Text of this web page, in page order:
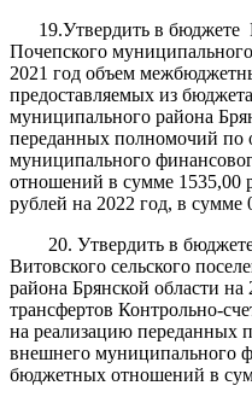
19.Утвердить в бюджете
Почепского
2021 год объем
предоставляемых из
муниципального района
переданных полномочий по
муниципального
отношений в сумме 1535,00
рублей на 2022 год, в сумме
20. Утвердить в бюджете
Витовского сельского
района Брянской области
трансфертов Контрольно-
на реализацию переданных
внешнего муниципального
бюджетных отношений в